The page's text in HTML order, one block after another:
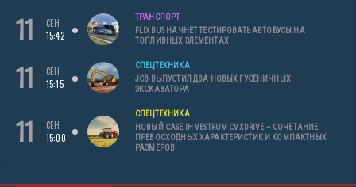
11
СЕН
15:42
ТРАНСПОРТ
FLIXBUS НАЧНЕТ ТЕСТИРОВАТЬ АВТОБУСЫ НА
ТОПЛИВНЫХ ЭЛЕМЕНТАХ
11
СЕН
15:15
СПЕЦТЕХНИКА
JCB ВЫПУСТИЛ ДВА НОВЫХ ГУСЕНИЧНЫХ
ЭКСКАВАТОРА
11
СЕН
15:00
СПЕЦТЕХНИКА
НОВЫЙ CASE IH VESTRUM CVXDRIVE – СОЧЕТАНИЕ
ПРЕВОСХОДНЫХ ХАРАКТЕРИСТИК И КОМПАКТНЫХ
РАЗМЕРОВ